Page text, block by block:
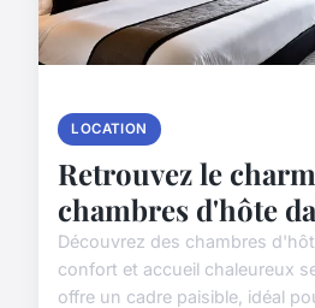
LOCATION
Retrouvez le
chambres d'hôte
Découvrez des chambres
confort et accueil chaleureux
offre un cadre paisible, idéal